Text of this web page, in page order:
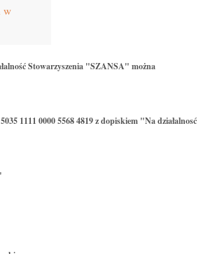
w
Stowarzyszenia "SZANSA" można
1111 0000 5568 4819 z dopiskiem "Na działalnosć